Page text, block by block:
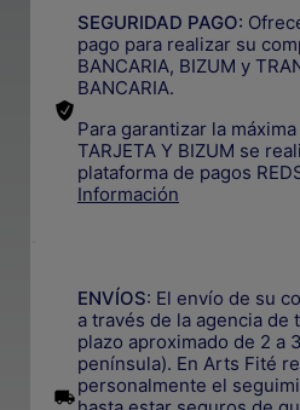
SEGURIDAD PAGO:
pago para realizar su
BANCARIA, BIZUM y
BANCARIA.
Para garantizar la
TARJETA Y BIZUM se
plataforma de pagos
Información
ENVÍOS: El envío de su
a través de la agencia de
plazo aproximado de 2 a
península). En Arts Fité
personalmente el